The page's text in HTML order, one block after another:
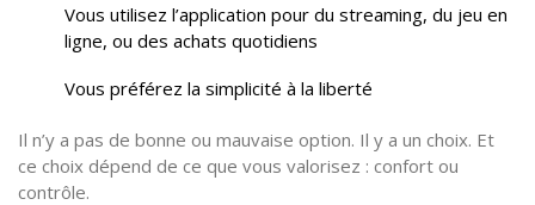
Vous utilisez l’application pour du streaming, du jeu en
ligne, ou des achats quotidiens
Vous préférez la simplicité à la liberté
Il n’y a pas de bonne ou mauvaise option. Il y a un choix. Et
ce choix dépend de ce que vous valorisez : confort ou
contrôle.